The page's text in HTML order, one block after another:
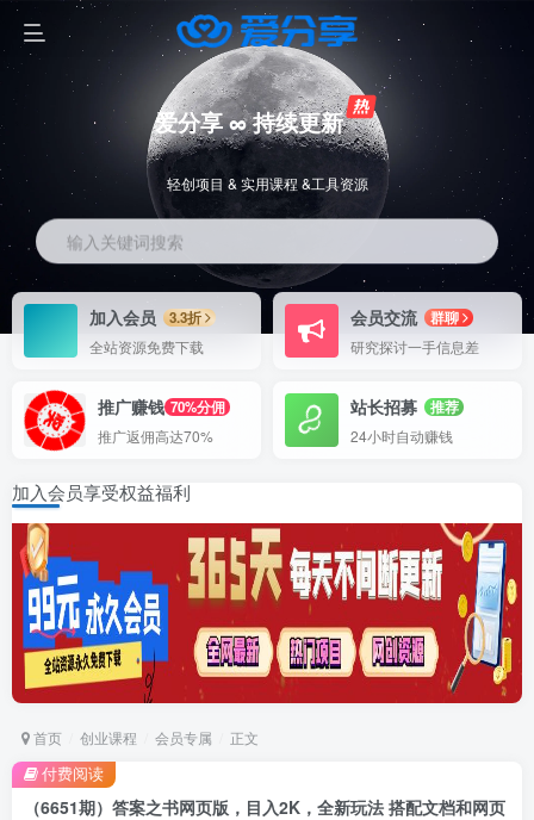
爱分享 ∞ 持续更新
轻创项目 & 实用课程 &工具资源
输入关键词搜索
加入会员
3.3折
全站资源免费下载
会员交流
群聊
研究探讨一手信息差
推广赚钱 70%分佣
推广返佣高达70%
站长招募
推荐
24小时自动赚钱
加入会员享受权益福利
首页 创业课程 会员专属 正文
（6651期）答案之书网页版，目入2K，全新玩法 搭配文档和网页
付费阅读